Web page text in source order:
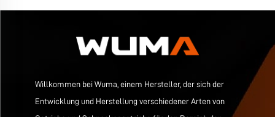
Willkommen bei Wuma, einem Hersteller, der sich der
Entwicklung und Herstellung verschiedener Arten von